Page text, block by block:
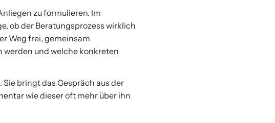
zu formulieren. Im
ob der Beratungsprozess wirklich
Weg frei, gemeinsam
und welche konkreten
bringt das Gespräch aus der
wie dieser oft mehr über ihn